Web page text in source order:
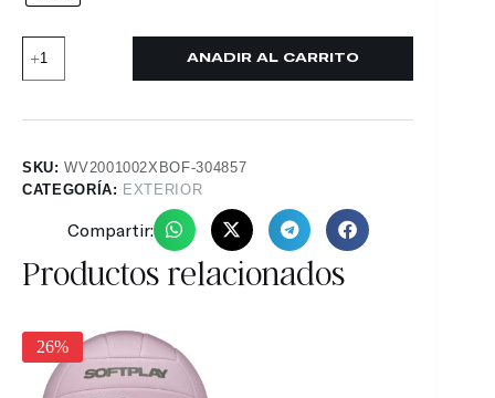
AÑADIR AL CARRITO
SKU:WV2001002XBOF-304857
CATEGORÍA: EXTERIOR
Compartir:
Productos relacionados
26%